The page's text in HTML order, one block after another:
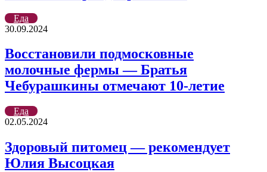
Еда
30.09.2024
Восстановили подмосковные
молочные фермы — Братья
Чебурашкины отмечают 10-летие
Еда
02.05.2024
Здоровый питомец — рекомендует
Юлия Высоцкая